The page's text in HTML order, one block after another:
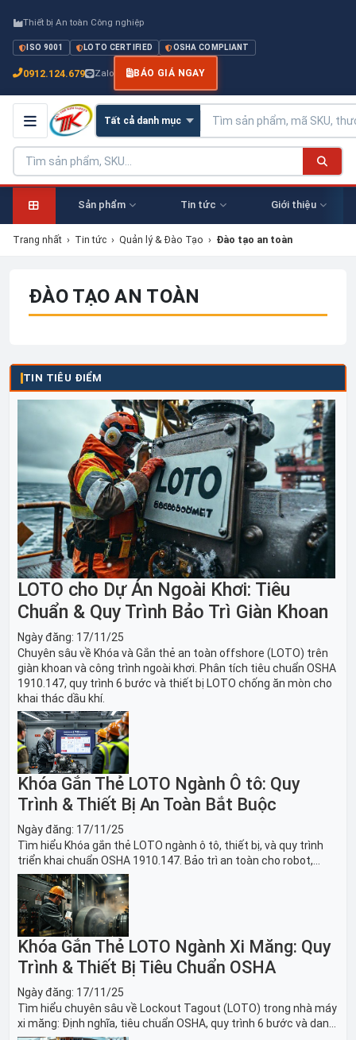
Thiết bị An toàn Công nghiệp
ISO 9001 LOTO CERTIFIED OSHA COMPLIANT
0912.124.679 Zalo BÁO GIÁ NGAY
Sản phẩm Tin tức Giới thiệu
Trang nhất › Tin tức › Quản lý & Đào Tạo › Đào tạo an toàn
ĐÀO TẠO AN TOÀN
TIN TIÊU ĐIỂM
LOTO cho Dự Án Ngoài Khơi: Tiêu
Chuẩn & Quy Trình Bảo Trì Giàn Khoan
Ngày đăng: 17/11/25
Chuyên sâu về Khóa và Gắn thẻ an toàn offshore (LOTO) trên
giàn khoan và công trình ngoài khơi. Phân tích tiêu chuẩn OSHA
1910.147, quy trình 6 bước và thiết bị LOTO chống ăn mòn cho
khai thác dầu khí.
Khóa Gắn Thẻ LOTO Ngành Ô tô: Quy
Trình & Thiết Bị An Toàn Bắt Buộc
Ngày đăng: 17/11/25
Tìm hiểu Khóa gắn thẻ LOTO ngành ô tô, thiết bị, và quy trình
triển khai chuẩn OSHA 1910.147. Bảo trì an toàn cho robot,
băng tải sản xuất ô tô và dây chuyền lắp ráp xe hơi.
Khóa Gắn Thẻ LOTO Ngành Xi Măng: Quy
Trình & Thiết Bị Tiêu Chuẩn OSHA
Ngày đăng: 17/11/25
Tìm hiểu chuyên sâu về Lockout Tagout (LOTO) trong nhà máy
xi măng: Định nghĩa, tiêu chuẩn OSHA, quy trình 6 bước và danh